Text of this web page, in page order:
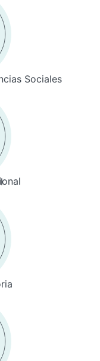
Sociales